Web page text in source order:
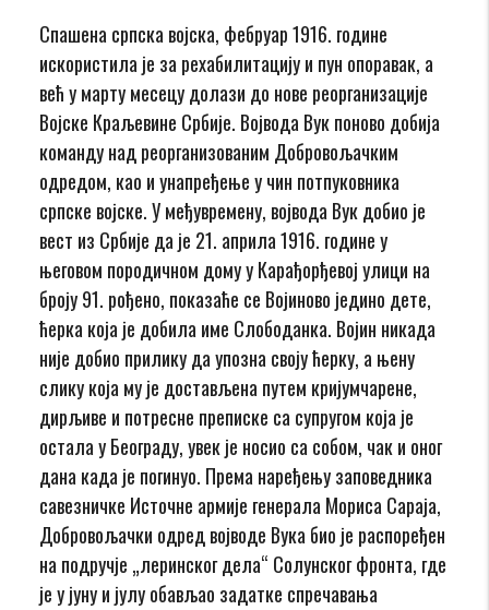
Спашена српска војска, фебруар 1916. године
искористила је за рехабилитацију и пун опоравак, а
већ у марту месецу долази до нове реорганизације
Војске Краљевине Србије. Војвода Вук поново добија
команду над реорганизованим Добровољачким
одредом, као и унапређење у чин потпуковника
српске војске. У међувремену, војвода Вук добио је
вест из Србије да је 21. априла 1916. године у
његовом породичном дому у Карађорђевој улици на
броју 91. рођено, показаће се Војиново једино дете,
ћерка која је добила име Слободанка. Војин никада
није добио прилику да упозна своју ћерку, а њену
слику која му је достављена путем кријумчарене,
дирљиве и потресне преписке са супругом која је
остала у Београду, увек је носио са собом, чак и оног
дана када је погинуо. Према наређењу заповедника
савезничке Источне армије генерала Мориса Сараја,
Добровољачки одред војводе Вука био је распоређен
на подручје „леринског дела“ Солунског фронта, где
је у јуну и јулу обављао задатке спречавања